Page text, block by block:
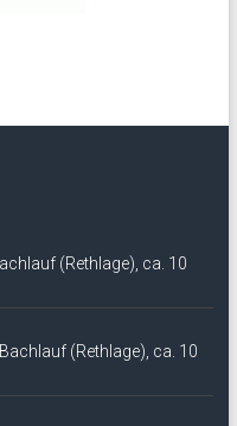
(Rethlage), ca. 10
(Rethlage), ca. 10